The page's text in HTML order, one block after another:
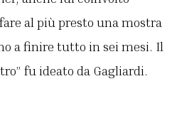
al più presto una mostra
a finire tutto in sei mesi. Il
fu ideato da Gagliardi.